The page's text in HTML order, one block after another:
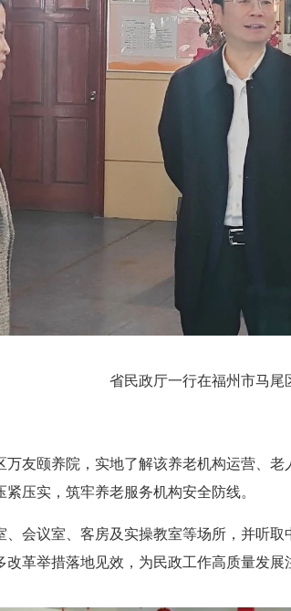
省民政厅一行在福州市马尾
颐养院，实地了解该养老机构运营、老
压实，筑牢养老服务机构安全防线。
议室、客房及实操教室等场所，并听取
革举措落地见效，为民政工作高质量发展